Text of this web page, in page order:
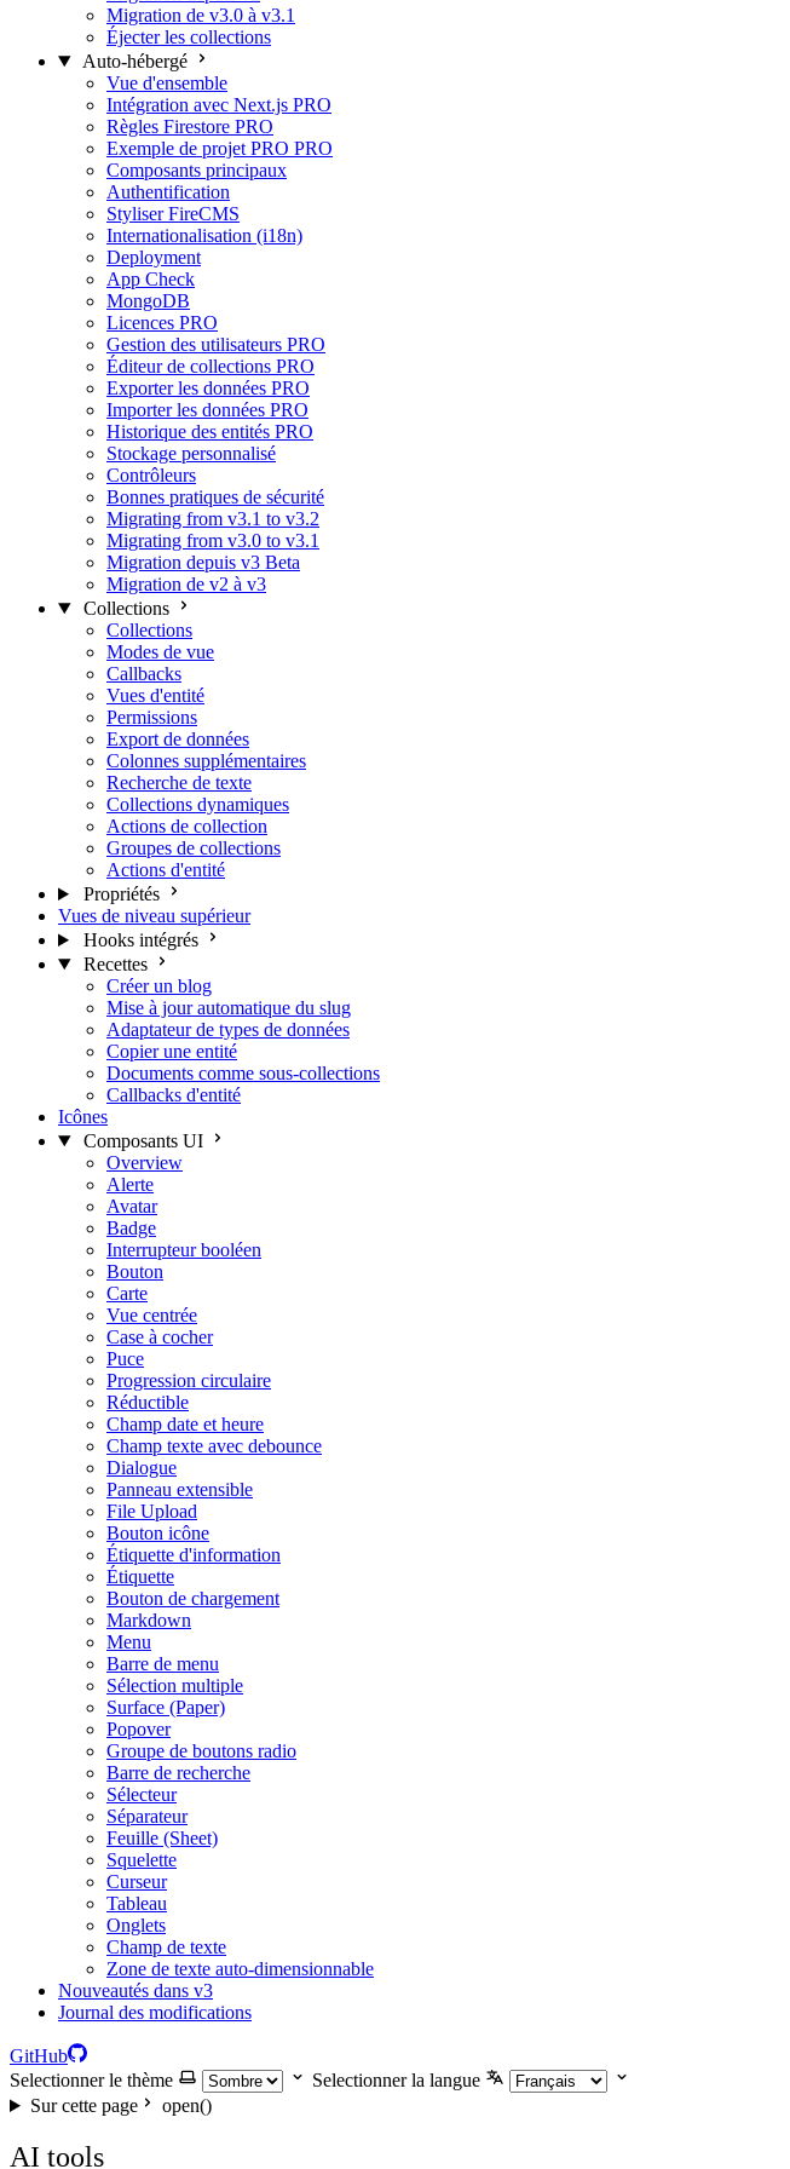
Migration de v3.0 à v3.1
Éjecter les collections
Auto-hébergé
Vue d'ensemble
Intégration avec Next.js PRO
Règles Firestore PRO
Exemple de projet PRO PRO
Composants principaux
Authentification
Styliser FireCMS
Internationalisation (i18n)
Deployment
App Check
MongoDB
Licences PRO
Gestion des utilisateurs PRO
Éditeur de collections PRO
Exporter les données PRO
Importer les données PRO
Historique des entités PRO
Stockage personnalisé
Contrôleurs
Bonnes pratiques de sécurité
Migrating from v3.1 to v3.2
Migrating from v3.0 to v3.1
Migration depuis v3 Beta
Migration de v2 à v3
Collections
Collections
Modes de vue
Callbacks
Vues d'entité
Permissions
Export de données
Colonnes supplémentaires
Recherche de texte
Collections dynamiques
Actions de collection
Groupes de collections
Actions d'entité
Propriétés
Vues de niveau supérieur
Hooks intégrés
Recettes
Créer un blog
Mise à jour automatique du slug
Adaptateur de types de données
Copier une entité
Documents comme sous-collections
Callbacks d'entité
Icônes
Composants UI
Overview
Alerte
Avatar
Badge
Interrupteur booléen
Bouton
Carte
Vue centrée
Case à cocher
Puce
Progression circulaire
Réductible
Champ date et heure
Champ texte avec debounce
Dialogue
Panneau extensible
File Upload
Bouton icône
Étiquette d'information
Étiquette
Bouton de chargement
Markdown
Menu
Barre de menu
Sélection multiple
Surface (Paper)
Popover
Groupe de boutons radio
Barre de recherche
Sélecteur
Séparateur
Feuille (Sheet)
Squelette
Curseur
Tableau
Onglets
Champ de texte
Zone de texte auto-dimensionnable
Nouveautés dans v3
Journal des modifications
GitHub
Selectionner le thème
Selectionner la langue
Sur cette page
open()
AI tools